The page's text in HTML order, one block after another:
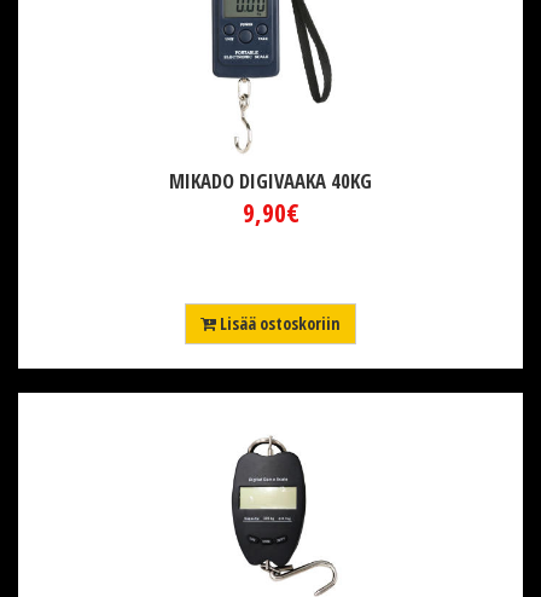
MIKADO DIGIVAAKA 40KG
9,90€
Lisää ostoskoriin